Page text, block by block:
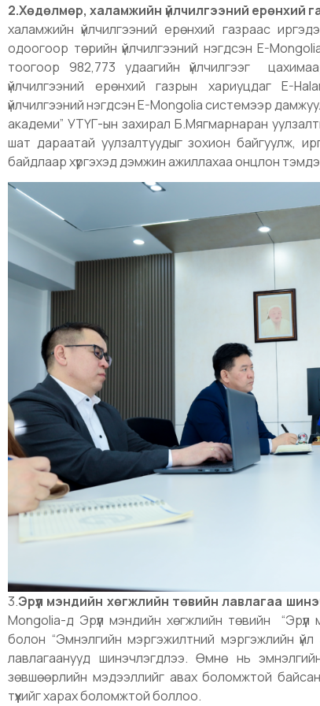
2.Хөдөлмөр, халамжийн үйлчилгээний ерөнхий
халамжийн үйлчилгээний ерөнхий газраас
одоогоор төрийн үйлчилгээний нэгдсэн E-
тоогоор 982,773 удаагийн үйлчилгээг
үйлчилгээний ерөнхий газрын хариуцдаг
E-
үйлчилгээний нэгдсэн E-Mongolia системээр
академи” УТҮГ-ын захирал Б.Мягмарнаран
шат дараатай уулзалтуудыг зохион байгуулж,
байдлаар хүргэхэд дэмжин ажиллахаа онцлон
3.Эрүүл мэндийн хөгжлийн төвийн лавлагаа
Mongolia-д Эрүүл мэндийн хөгжлийн төвийн
болон “Эмнэлгийн мэргэжилтний мэргэжлийн
лавлагаанууд шинэчлэгдлээ. Өмнө нь
зөвшөөрлийн мэдээллийг авах боломжтой
түүхийг харах боломжтой боллоо.